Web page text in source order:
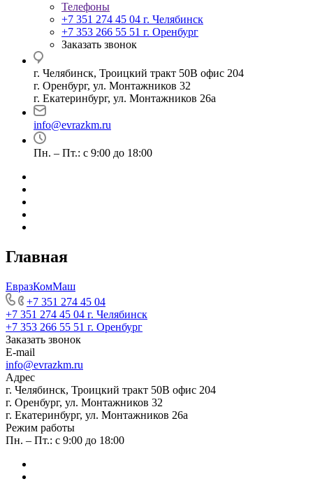
Телефоны
+7 351 274 45 04 г. Челябинск
+7 353 266 55 51 г. Оренбург
Заказать звонок
г. Челябинск, Троицкий тракт 50В офис 204
г. Оренбург, ул. Монтажников 32
г. Екатеринбург, ул. Монтажников 26а
info@evrazkm.ru
Пн. – Пт.: с 9:00 до 18:00
Главная
ЕвразКомМаш
+7 351 274 45 04
+7 351 274 45 04 г. Челябинск
+7 353 266 55 51 г. Оренбург
Заказать звонок
E-mail
info@evrazkm.ru
Адрес
г. Челябинск, Троицкий тракт 50В офис 204
г. Оренбург, ул. Монтажников 32
г. Екатеринбург, ул. Монтажников 26а
Режим работы
Пн. – Пт.: с 9:00 до 18:00